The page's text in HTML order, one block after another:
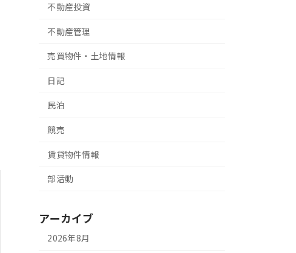
不動産投資
不動産管理
売買物件・土地情報
日記
民泊
競売
賃貸物件情報
部活動
アーカイブ
2026年8月